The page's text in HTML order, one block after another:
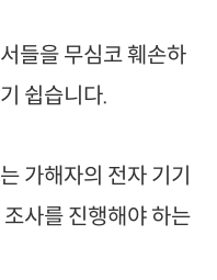
들을 무심코 훼손하
쉽습니다.
가해자의 전자 기기
사를 진행해야 하는